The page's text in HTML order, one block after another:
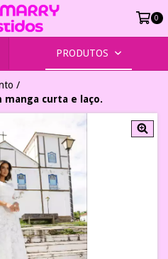
0
PRODUTOS
/
curta e laço.